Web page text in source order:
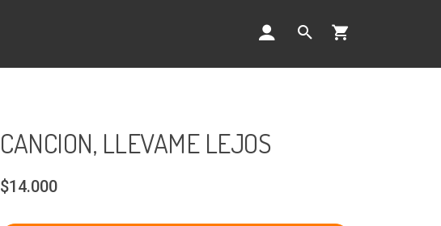
CANCION, LLEVAME LEJOS
$14.000